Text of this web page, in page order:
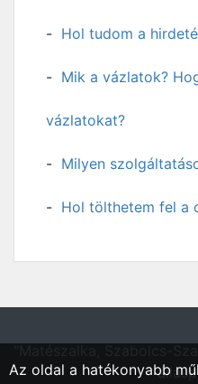
Hol tudom a
Mik a vázlatok?
vázlatokat?
Milyen
Hol tölthetem fel a
Az oldal a hatékonyabb